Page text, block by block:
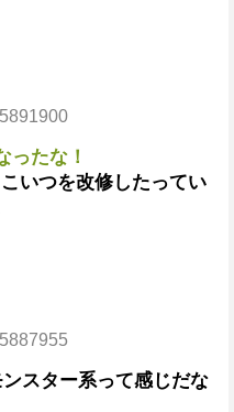
ったな！
いつを改修したってい
スター系って感じだな